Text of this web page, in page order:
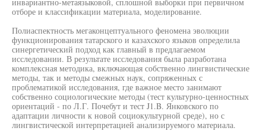
отборе и классификации материала, моделирование.
Полиаспектность мегаконцептуального феномена эволюции
функционирования татарского и казахского языков определила
синергетический подход как главный в предлагаемом
исследовании. В результате исследования была разработана
комплексная методика, включающая собственно лингвистические
методы, так и методы смежных наук, сопряженных с
проблематикой исследования, где важное место занимают
собственно социологические методы (тест культурно-ценностных
ориентаций - по Л.Г. Почебут и тест J1.B. Янковского по
адаптации личности к новой социокультурной среде), но с
лингвистической интерпретацией анализируемого материала.